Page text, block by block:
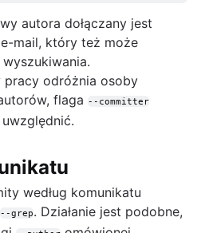
autora dołączany jest
mail, który też może
pracy odróżnia osoby
flaga --committer
według komunikatu
--grep. Działanie jest podobne,